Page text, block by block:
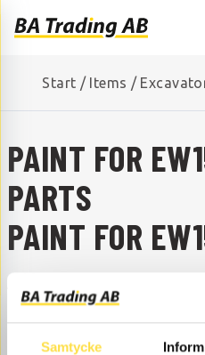
Samtycke
Start / Items /
PAINT FOR
PARTS
PAINT FOR
ARE YOU MISSING A
Contact us and we will help